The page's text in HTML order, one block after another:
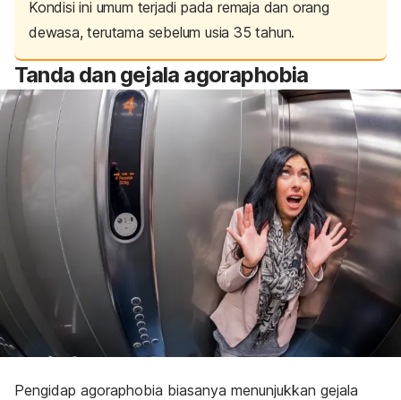
Kondisi ini umum terjadi pada remaja dan orang
dewasa, terutama sebelum usia 35 tahun.
Tanda dan gejala agoraphobia
Pengidap agoraphobia biasanya menunjukkan gejala